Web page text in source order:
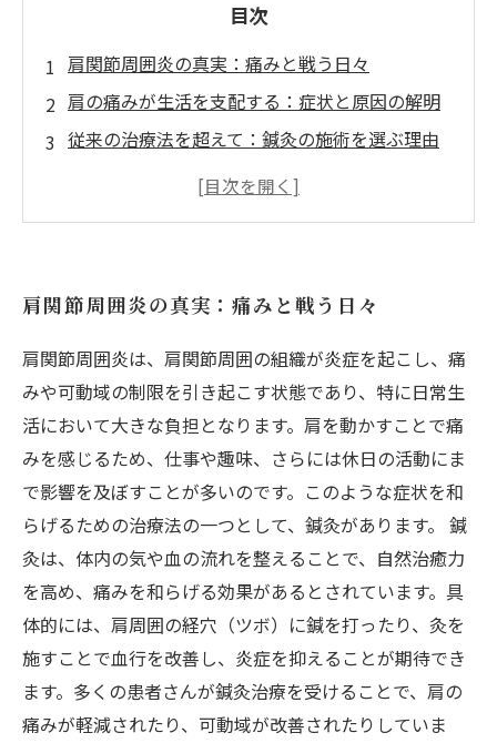
目次
肩関節周囲炎の真実：痛みと戦う日々
肩の痛みが生活を支配する：症状と原因の解明
従来の治療法を超えて：鍼灸の施術を選ぶ理由
鍼灸の力を実感：肩関節周囲炎の改善ストーリ
肩関節周囲炎を乗り越える：健康な生活への道
標
肩関節周囲炎の真実：痛みと戦う日々
肩関節周囲炎は、肩関節周囲の組織が炎症を起こし、痛
みや可動域の制限を引き起こす状態であり、特に日常生
活において大きな負担となります。肩を動かすことで痛
みを感じるため、仕事や趣味、さらには休日の活動にま
で影響を及ぼすことが多いのです。このような症状を和
らげるための治療法の一つとして、鍼灸があります。 鍼
灸は、体内の気や血の流れを整えることで、自然治癒力
を高め、痛みを和らげる効果があるとされています。具
体的には、肩周囲の経穴（ツボ）に鍼を打ったり、灸を
施すことで血行を改善し、炎症を抑えることが期待でき
ます。多くの患者さんが鍼灸治療を受けることで、肩の
痛みが軽減されたり、可動域が改善されたりしていま